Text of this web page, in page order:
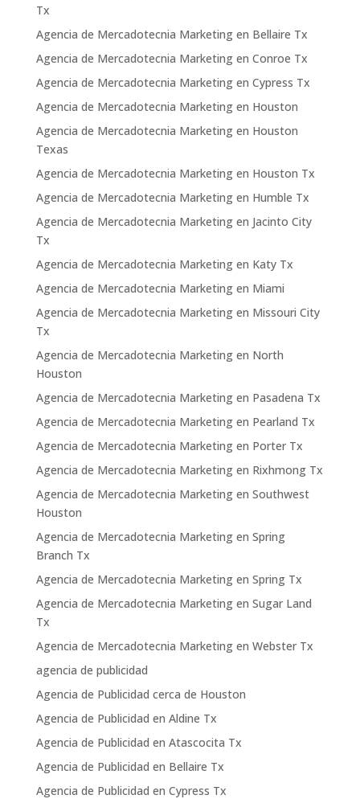
Tx
Agencia de Mercadotecnia Marketing en Bellaire Tx
Agencia de Mercadotecnia Marketing en Conroe Tx
Agencia de Mercadotecnia Marketing en Cypress Tx
Agencia de Mercadotecnia Marketing en Houston
Agencia de Mercadotecnia Marketing en Houston
Texas
Agencia de Mercadotecnia Marketing en Houston Tx
Agencia de Mercadotecnia Marketing en Humble Tx
Agencia de Mercadotecnia Marketing en Jacinto City
Tx
Agencia de Mercadotecnia Marketing en Katy Tx
Agencia de Mercadotecnia Marketing en Miami
Agencia de Mercadotecnia Marketing en Missouri City
Tx
Agencia de Mercadotecnia Marketing en North
Houston
Agencia de Mercadotecnia Marketing en Pasadena Tx
Agencia de Mercadotecnia Marketing en Pearland Tx
Agencia de Mercadotecnia Marketing en Porter Tx
Agencia de Mercadotecnia Marketing en Rixhmong Tx
Agencia de Mercadotecnia Marketing en Southwest
Houston
Agencia de Mercadotecnia Marketing en Spring
Branch Tx
Agencia de Mercadotecnia Marketing en Spring Tx
Agencia de Mercadotecnia Marketing en Sugar Land
Tx
Agencia de Mercadotecnia Marketing en Webster Tx
agencia de publicidad
Agencia de Publicidad cerca de Houston
Agencia de Publicidad en Aldine Tx
Agencia de Publicidad en Atascocita Tx
Agencia de Publicidad en Bellaire Tx
Agencia de Publicidad en Cypress Tx